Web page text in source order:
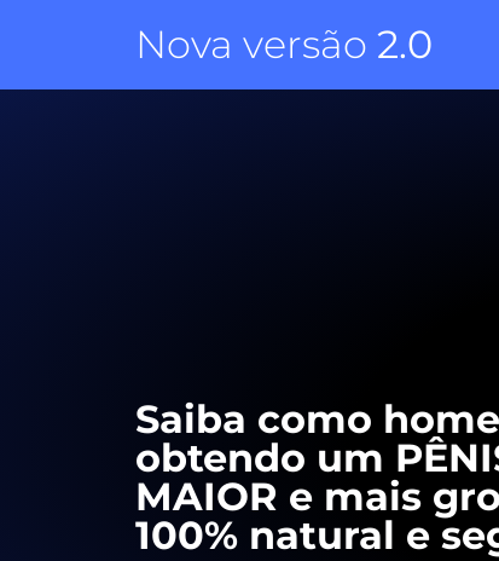
Nova versão 2.0
Saiba como
obtendo um
MAIOR e mais
100% natural e